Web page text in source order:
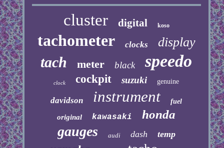
cluster digital koso
tachometer clocks display
tach meter black speedo
clock cockpit suzuki genuine
davidson instrument fuel
original kawasaki honda
gauges audi dash temp